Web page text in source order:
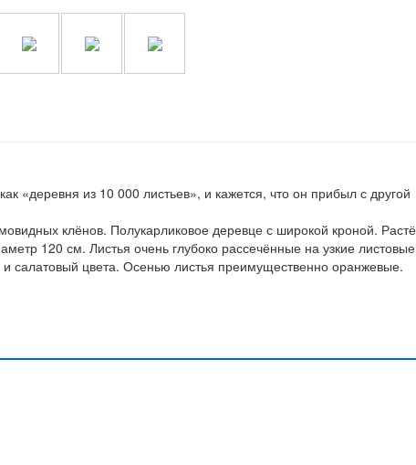
«деревня из 10 000 листьев», и кажется, что он прибыл с другой
клёнов. Полукарликовое деревце с широкой кроной.
120 см. Листья очень глубоко рассечённые на узкие листовые
цвета. Осенью листья преимущественно оранжевые.